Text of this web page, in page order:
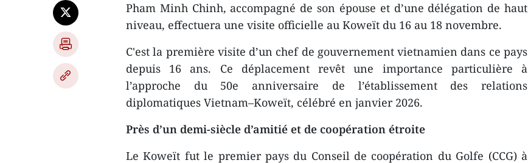
Pham Minh Chinh, accompagné de son épouse et d’une délégation de haut
niveau, effectuera une visite officielle au Koweït du 16 au 18 novembre.
C'est la première visite d’un chef de gouvernement vietnamien dans ce pays
depuis 16 ans. Ce déplacement revêt une importance particulière à
l’approche du 50e anniversaire de l’établissement des relations
diplomatiques Vietnam–Koweït, célébré en janvier 2026.
Près d’un demi-siècle d’amitié et de coopération étroite
Le Koweït fut le premier pays du Conseil de coopération du Golfe (CCG) à